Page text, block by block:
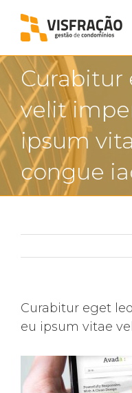
Curabitur
velit
ipsum
congue
Curabitur eget
eu ipsum vitae